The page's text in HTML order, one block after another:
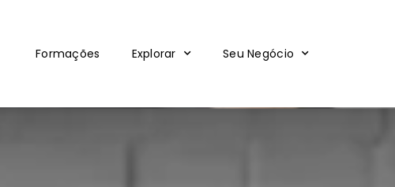
Formações Explorar Seu Negócio